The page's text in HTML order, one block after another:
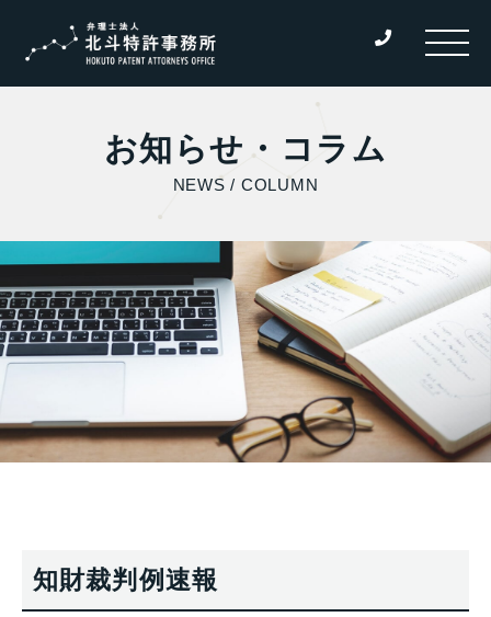
お知らせ・コラム
NEWS / COLUMN
知財裁判例速報